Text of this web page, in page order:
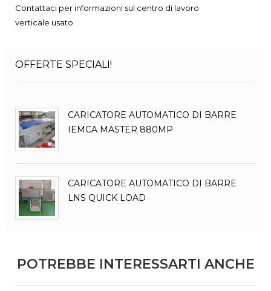
Contattaci per informazioni sul centro di lavoro
verticale usato
OFFERTE SPECIALI!
CARICATORE AUTOMATICO DI BARRE
IEMCA MASTER 880MP
CARICATORE AUTOMATICO DI BARRE
LNS QUICK LOAD
POTREBBE INTERESSARTI ANCHE